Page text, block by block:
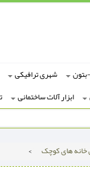
شهری ترافیکی
ابزار آلات ساختمانی
خانه های کوچک >